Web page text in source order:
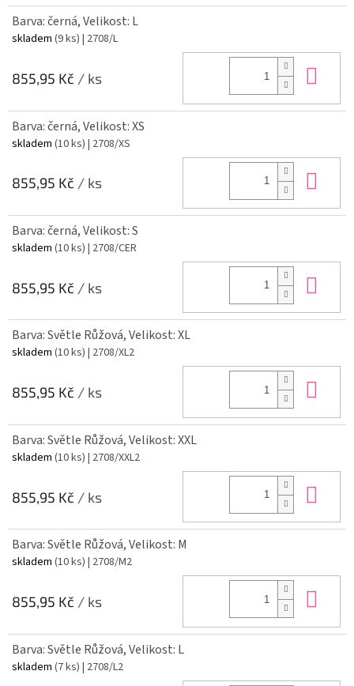
Barva: černá, Velikost: L
skladem (9 ks) | 2708/L
855,95 Kč / ks
Barva: černá, Velikost: XS
skladem (10 ks) | 2708/XS
855,95 Kč / ks
Barva: černá, Velikost: S
skladem (10 ks) | 2708/CER
855,95 Kč / ks
Barva: Světle Růžová, Velikost: XL
skladem (10 ks) | 2708/XL2
855,95 Kč / ks
Barva: Světle Růžová, Velikost: XXL
skladem (10 ks) | 2708/XXL2
855,95 Kč / ks
Barva: Světle Růžová, Velikost: M
skladem (10 ks) | 2708/M2
855,95 Kč / ks
Barva: Světle Růžová, Velikost: L
skladem (7 ks) | 2708/L2